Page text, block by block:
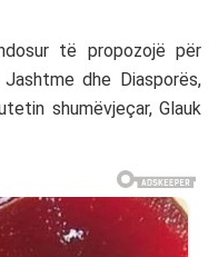
të propozojë për
dhe Diasporës,
shumëvjeçar, Glauk